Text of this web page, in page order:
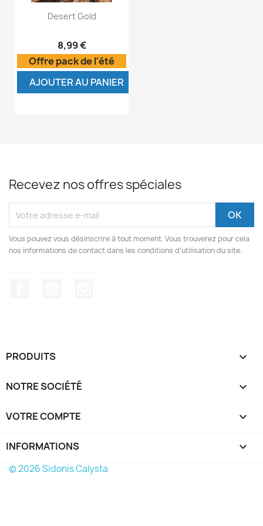
Desert Gold
8,99 €
Offre pack de l'été
AJOUTER AU PANIER
Recevez nos offres spéciales
Vous pouvez vous désinscrire à tout moment. Vous trouverez pour cela
nos informations de contact dans les conditions d'utilisation du site.
PRODUITS 
NOTRE SOCIÉTÉ 
VOTRE COMPTE 
INFORMATIONS keyboard_arrow_down
© 2026 Sidonis Calysta